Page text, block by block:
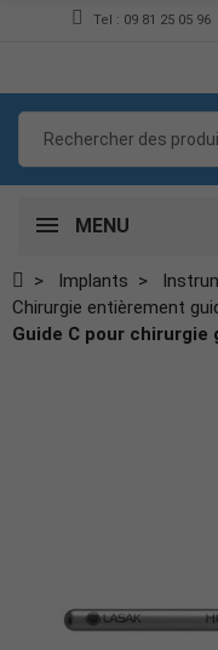
Tel : 09 81 25 05 96
MENU
Implants
Chirurgie entièrement
Guide C pour chirurgie